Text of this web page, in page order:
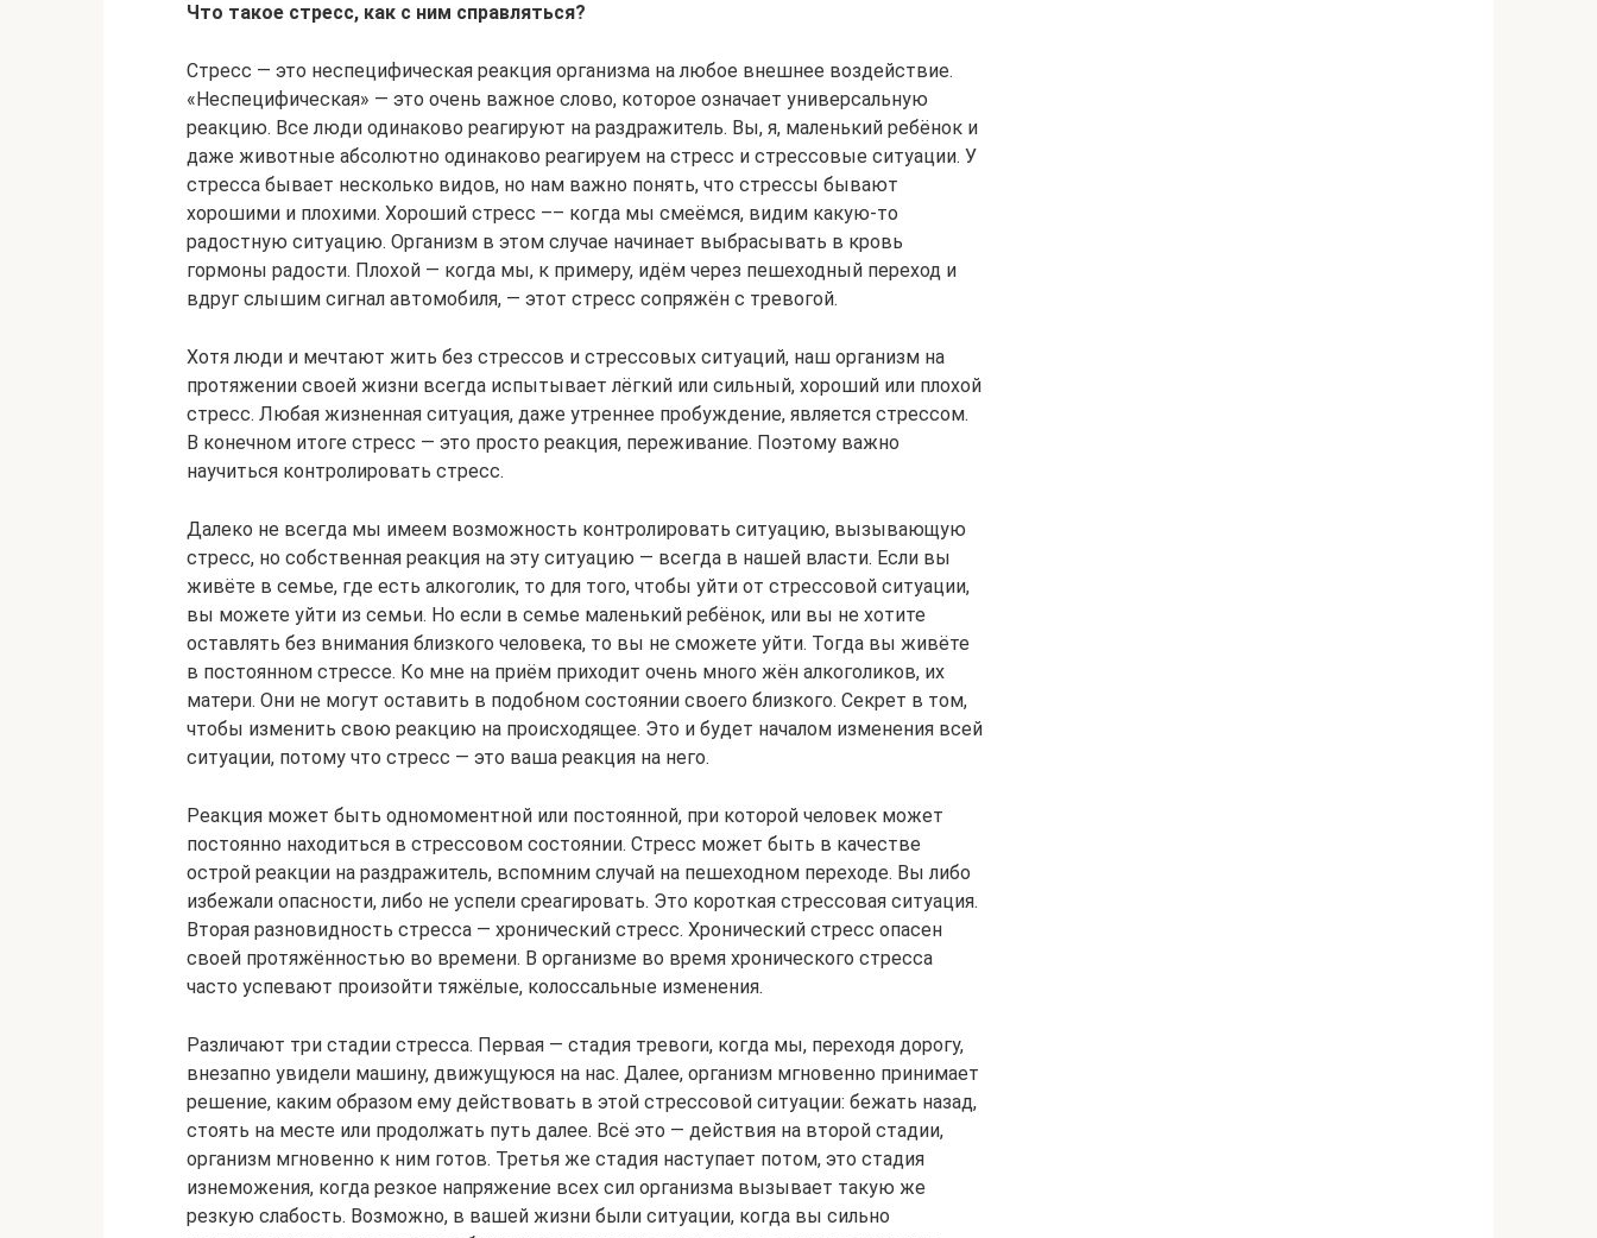
Что такое стресс, как с ним справляться?
Стресс — это неспецифическая реакция организма на любое внешнее воздействие.
«Неспецифическая» — это очень важное слово, которое означает универсальную
реакцию. Все люди одинаково реагируют на раздражитель. Вы, я, маленький ребёнок и
даже животные абсолютно одинаково реагируем на стресс и стрессовые ситуации. У
стресса бывает несколько видов, но нам важно понять, что стрессы бывают
хорошими и плохими. Хороший стресс –– когда мы смеёмся, видим какую-то
радостную ситуацию. Организм в этом случае начинает выбрасывать в кровь
гормоны радости. Плохой — когда мы, к примеру, идём через пешеходный переход и
вдруг слышим сигнал автомобиля, — этот стресс сопряжён с тревогой.
Хотя люди и мечтают жить без стрессов и стрессовых ситуаций, наш организм на
протяжении своей жизни всегда испытывает лёгкий или сильный, хороший или плохой
стресс. Любая жизненная ситуация, даже утреннее пробуждение, является стрессом.
В конечном итоге стресс — это просто реакция, переживание. Поэтому важно
научиться контролировать стресс.
Далеко не всегда мы имеем возможность контролировать ситуацию, вызывающую
стресс, но собственная реакция на эту ситуацию — всегда в нашей власти. Если вы
живёте в семье, где есть алкоголик, то для того, чтобы уйти от стрессовой ситуации,
вы можете уйти из семьи. Но если в семье маленький ребёнок, или вы не хотите
оставлять без внимания близкого человека, то вы не сможете уйти. Тогда вы живёте
в постоянном стрессе. Ко мне на приём приходит очень много жён алкоголиков, их
матери. Они не могут оставить в подобном состоянии своего близкого. Секрет в том,
чтобы изменить свою реакцию на происходящее. Это и будет началом изменения всей
ситуации, потому что стресс — это ваша реакция на него.
Реакция может быть одномоментной или постоянной, при которой человек может
постоянно находиться в стрессовом состоянии. Стресс может быть в качестве
острой реакции на раздражитель, вспомним случай на пешеходном переходе. Вы либо
избежали опасности, либо не успели среагировать. Это короткая стрессовая ситуация.
Вторая разновидность стресса — хронический стресс. Хронический стресс опасен
своей протяжённостью во времени. В организме во время хронического стресса
часто успевают произойти тяжёлые, колоссальные изменения.
Различают три стадии стресса. Первая — стадия тревоги, когда мы, переходя дорогу,
внезапно увидели машину, движущуюся на нас. Далее, организм мгновенно принимает
решение, каким образом ему действовать в этой стрессовой ситуации: бежать назад,
стоять на месте или продолжать путь далее. Всё это — действия на второй стадии,
организм мгновенно к ним готов. Третья же стадия наступает потом, это стадия
изнеможения, когда резкое напряжение всех сил организма вызывает такую же
резкую слабость. Возможно, в вашей жизни были ситуации, когда вы сильно